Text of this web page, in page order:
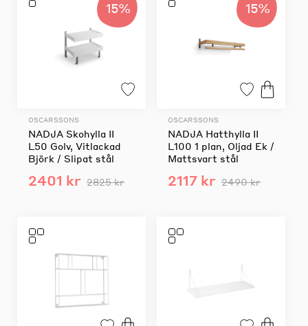
15%
OSCARSSONS
NADJA Skohylla II
L50 Golv, Vitlackad
Björk / Slipat stål
2401 kr 2825 kr
15%
OSCARSSONS
NADJA Hatthylla II
L100 1 plan, Oljad Ek /
Mattsvart stål
2117 kr 2490 kr